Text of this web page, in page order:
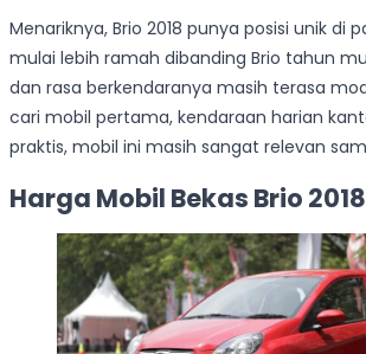
Menariknya, Brio 2018 punya posisi unik di
mulai lebih ramah dibanding Brio tahun
dan rasa berkendaranya masih terasa
cari mobil pertama, kendaraan harian
praktis, mobil ini masih sangat relevan
Harga Mobil Bekas Brio 2018